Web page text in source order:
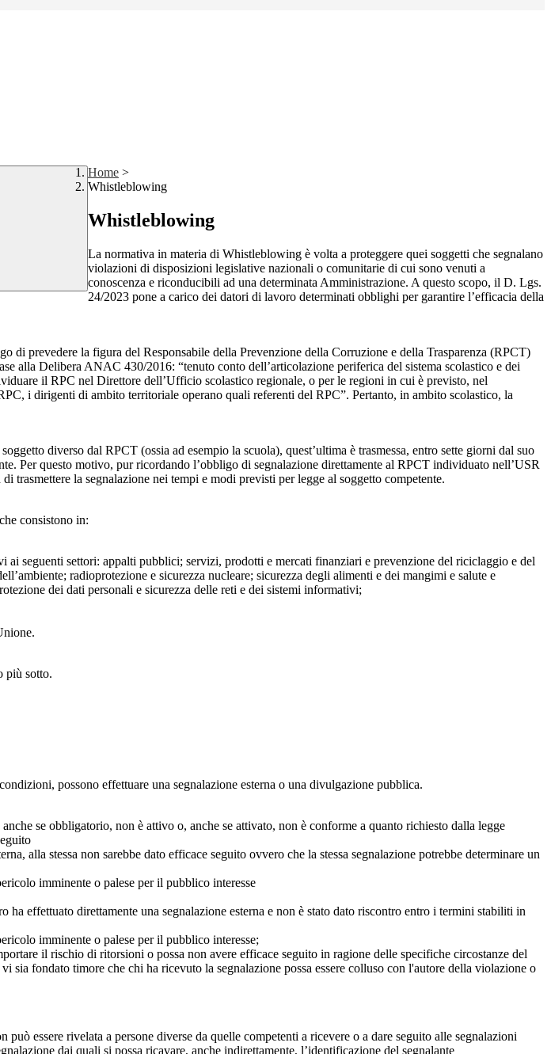
Home >
Whistleblowing
Whistleblowing
La normativa in materia di Whistleblowing è volta a proteggere quei soggetti che segnalano
violazioni di disposizioni legislative nazionali o comunitarie di cui sono venuti a
conoscenza e riconducibili ad una determinata Amministrazione. A questo scopo, il D. Lgs.
24/2023 pone a carico dei datori di lavoro determinati obblighi per garantire l’efficacia della
prevedere la figura del Responsabile della Prevenzione della Corruzione e della Trasparenza (RPCT)
alla Delibera ANAC 430/2016: “tenuto conto dell’articolazione periferica del sistema scolastico e dei
il RPC nel Direttore dell’Ufficio scolastico regionale, o per le regioni in cui è previsto, nel
i dirigenti di ambito territoriale operano quali referenti del RPC”. Pertanto, in ambito scolastico, la
diverso dal RPCT (ossia ad esempio la scuola), quest’ultima è trasmessa, entro sette giorni dal suo
Per questo motivo, pur ricordando l’obbligo di segnalazione direttamente al RPCT individuato nell’USR
trasmettere la segnalazione nei tempi e modi previsti per legge al soggetto competente.
consistono in:
seguenti settori: appalti pubblici; servizi, prodotti e mercati finanziari e prevenzione del riciclaggio e del
radioprotezione e sicurezza nucleare; sicurezza degli alimenti e dei mangimi e salute e
dei dati personali e sicurezza delle reti e dei sistemi informativi;
più sotto.
possono effettuare una segnalazione esterna o una divulgazione pubblica.
se obbligatorio, non è attivo o, anche se attivato, non è conforme a quanto richiesto dalla legge
alla stessa non sarebbe dato efficace seguito ovvero che la stessa segnalazione potrebbe determinare un
imminente o palese per il pubblico interesse
ha effettuato direttamente una segnalazione esterna e non è stato dato riscontro entro i termini stabiliti in
imminente o palese per il pubblico interesse;
il rischio di ritorsioni o possa non avere efficace seguito in ragione delle specifiche circostanze del
sia fondato timore che chi ha ricevuto la segnalazione possa essere colluso con l'autore della violazione o
essere rivelata a persone diverse da quelle competenti a ricevere o a dare seguito alle segnalazioni
dai quali si possa ricavare, anche indirettamente, l’identificazione del segnalante